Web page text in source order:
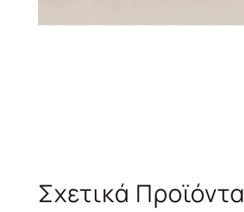
Σχετικά Προϊόντα